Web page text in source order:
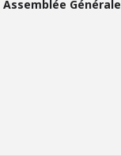
Assemblée Générale